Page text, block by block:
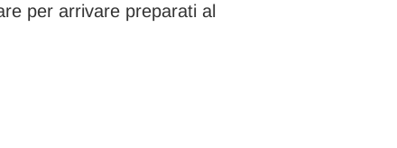
per arrivare preparati al